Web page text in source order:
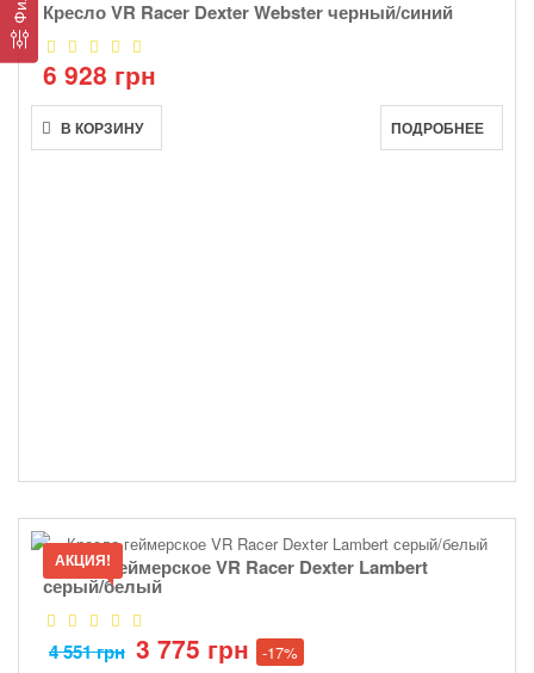
Кресло VR Racer Dexter Webster черный/синий
6 928 грн
В КОРЗИНУ ПОДРОБНЕЕ
АКЦИЯ!
Кресло геймерское VR Racer Dexter Lambert
серый/белый
4 551 грн 3 775 грн -17%